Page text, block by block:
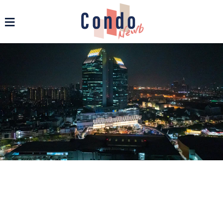
รวมข่าวสารคอนโด บ้าน และอสังหาฯ ทุกรูปแบบ - Condonewb
≡